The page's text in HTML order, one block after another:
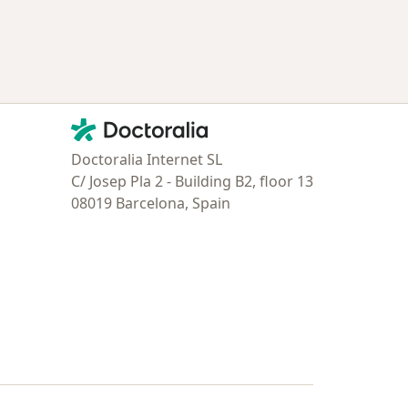
Contacto
Doctoralia - Página de inicio
Doctoralia Internet SL
C/ Josep Pla 2 - Building B2, floor 13
08019 Barcelona, Spain